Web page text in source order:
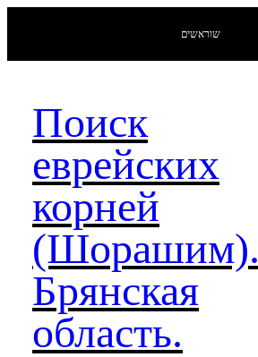
שוראשים
Поиск
еврейских
корней
(Шорашим).
Брянская
область.